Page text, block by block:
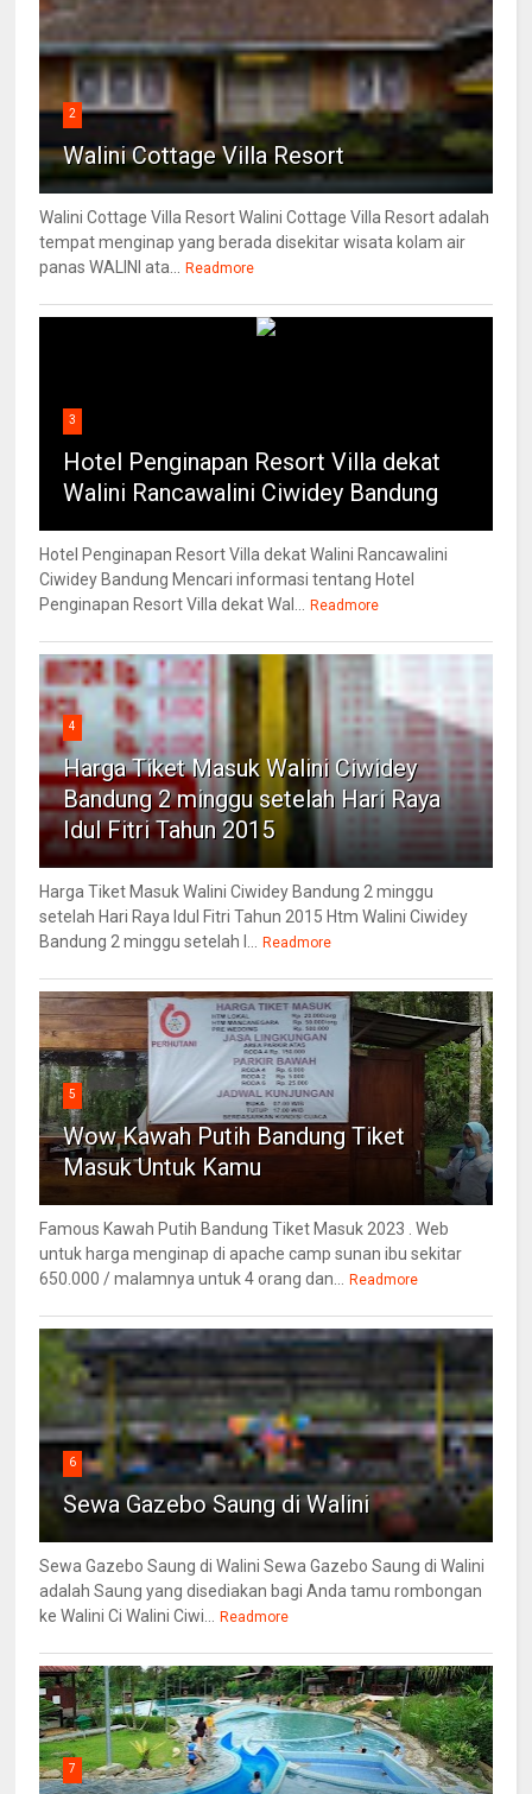
2
Walini Cottage Villa Resort
Walini Cottage Villa Resort Walini Cottage Villa Resort adalah
tempat menginap yang berada disekitar wisata kolam air
panas WALINI ata...
Readmore
3
Hotel Penginapan Resort Villa dekat
Walini Rancawalini Ciwidey Bandung
Hotel Penginapan Resort Villa dekat Walini Rancawalini
Ciwidey Bandung Mencari informasi tentang Hotel
Penginapan Resort Villa dekat Wal...
Readmore
4
Harga Tiket Masuk Walini Ciwidey
Bandung 2 minggu setelah Hari Raya
Idul Fitri Tahun 2015
Harga Tiket Masuk Walini Ciwidey Bandung 2 minggu
setelah Hari Raya Idul Fitri Tahun 2015 Htm Walini Ciwidey
Bandung 2 minggu setelah l...
Readmore
5
Wow Kawah Putih Bandung Tiket
Masuk Untuk Kamu
Famous Kawah Putih Bandung Tiket Masuk 2023 . Web
untuk harga menginap di apache camp sunan ibu sekitar
650.000 / malamnya untuk 4 orang dan...
Readmore
6
Sewa Gazebo Saung di Walini
Sewa Gazebo Saung di Walini Sewa Gazebo Saung di Walini
adalah Saung yang disediakan bagi Anda tamu rombongan
ke Walini Ci Walini Ciwi...
Readmore
7